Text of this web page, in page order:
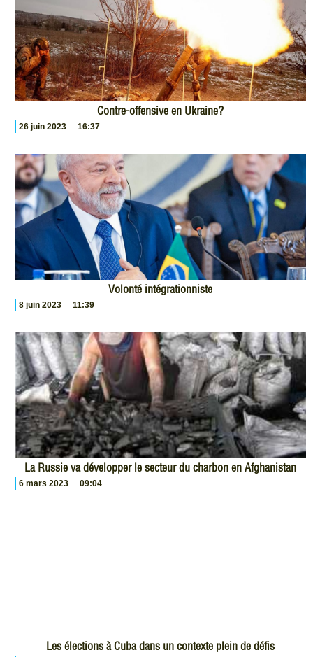
Contre-offensive en Ukraine?
26 juin 2023 16:37
Volonté intégrationniste
8 juin 2023 11:39
La Russie va développer le secteur du charbon en Afghanistan
6 mars 2023 09:04
Les élections à Cuba dans un contexte plein de défis